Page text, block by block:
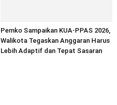
Pemko Sampaikan KUA-PPAS 2026,
Walikota Tegaskan Anggaran Harus
Lebih Adaptif dan Tepat Sasaran